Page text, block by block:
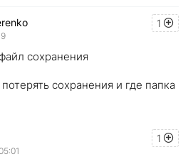
1
сохранения
сохранения и где папка
1